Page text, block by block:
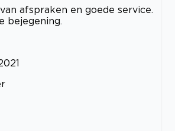
afspraken en goede service.
bejegening.